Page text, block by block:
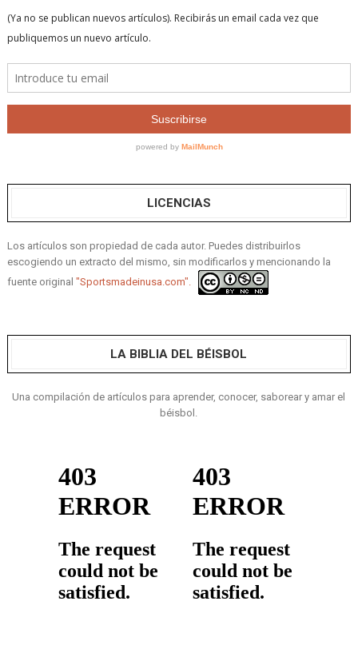
LICENCIAS
Los artículos son propiedad de cada autor. Puedes distribuirlos
escogiendo un extracto del mismo, sin modificarlos y mencionando la
fuente original "Sportsmadeinusa.com".
LA BIBLIA DEL BÉISBOL
Una compilación de artículos para aprender, conocer, saborear y amar el
béisbol.